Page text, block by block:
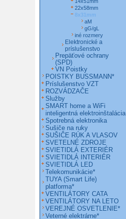
22x58mm
8x31mm
aM
gG/gL
iné rozmery
Elektronické a
príslušenstvo
Prepäťové ochrany
(SPD)
VN Poistky
POISTKY BUSSMANN*
Príslušenstvo VZT
ROZVÁDZAČE
Služby
SMART home a WiFi
inteligentná elektroinštalácia
Spotrebná elektronika
Sušiče na ruky
SUŠIČE RÚK A VLASOV
SVETELNÉ ZDROJE
SVIETIDLÁ EXTERIÉR
SVIETIDLÁ INTERIÉR
SVIETIDLÁ LED
Telekomunikácie*
TUYA (Smart Life)
platforma*
VENTILÁTORY CATA
VENTILÁTORY NA LETO
VEREJNÉ OSVETLENIE*
Veterné elektrárne*